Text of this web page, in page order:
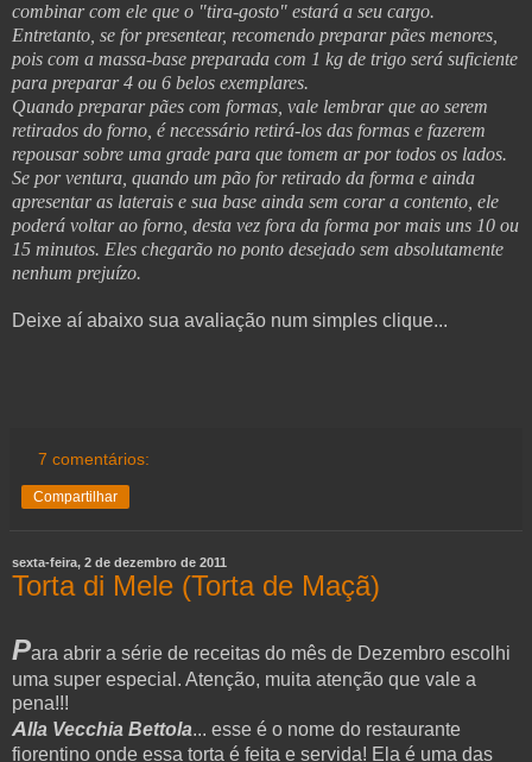
combinar com ele que o "tira-gosto" estará a seu cargo.
Entretanto, se for presentear, recomendo preparar pães menores,
pois com a massa-base preparada com 1 kg de trigo será suficiente
para preparar 4 ou 6 belos exemplares.
Quando preparar pães com formas, vale lembrar que ao serem
retirados do forno, é necessário retirá-los das formas e fazerem
repousar sobre uma grade para que tomem ar por todos os lados.
Se por ventura, quando um pão for retirado da forma e ainda
apresentar as laterais e sua base ainda sem corar a contento, ele
poderá voltar ao forno, desta vez fora da forma por mais uns 10 ou
15 minutos. Eles chegarão no ponto desejado sem absolutamente
nenhum prejuízo.
Deixe aí abaixo sua avaliação num simples clique...
7 comentários:
Compartilhar
sexta-feira, 2 de dezembro de 2011
Torta di Mele (Torta de Maçã)
Para abrir a série de receitas do mês de Dezembro escolhi
uma super especial. Atenção, muita atenção que vale a
pena!!!
Alla Vecchia Bettola... esse é o nome do restaurante
fiorentino onde essa torta é feita e servida! Ela é uma das